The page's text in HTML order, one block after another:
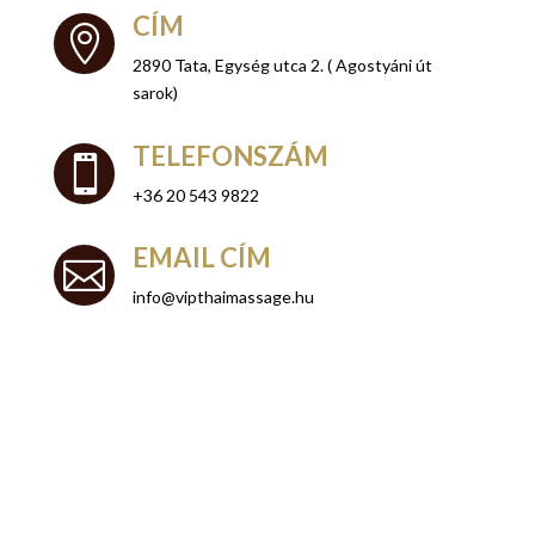
 CÍM
2890 Tata, Egység utca 2. ( Agostyáni út
sarok)
 TELEFONSZÁM
+36 20 543 9822
 EMAIL CÍM
info@vipthaimassage.hu